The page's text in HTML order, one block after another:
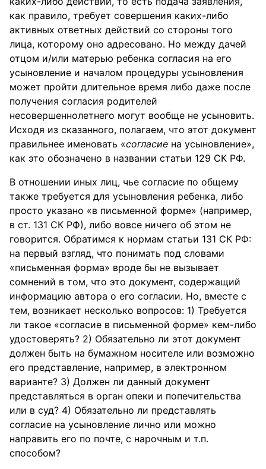
как правило, требует совершения каких-либо
активных ответных действий со стороны того
лица, которому оно адресовано. Но между дачей
отцом и/или матерью ребенка согласия на его
усыновление и началом процедуры усыновления
может пройти длительное время либо даже после
получения согласия родителей
несовершеннолетнего могут вообще не усыновить.
Исходя из сказанного, полагаем, что этот документ
правильнее именовать «согласие на усыновление»,
как это обозначено в названии статьи 129 СК РФ.
В отношении иных лиц, чье согласие по общему
также требуется для усыновления ребенка, либо
просто указано «в письменной форме» (например,
в ст. 131 СК РФ), либо вовсе ничего об этом не
говорится. Обратимся к нормам статьи 131 СК РФ:
на первый взгляд, что понимать под словами
«письменная форма» вроде бы не вызывает
сомнений в том, что это документ, содержащий
информацию автора о его согласии. Но, вместе с
тем, возникает несколько вопросов: 1) Требуется
ли такое «согласие в письменной форме» кем-либо
удостоверять? 2) Обязательно ли этот документ
должен быть на бумажном носителе или возможно
его представление, например, в электронном
варианте? 3) Должен ли данный документ
представляться в орган опеки и попечительства
или в суд? 4) Обязательно ли представлять
согласие на усыновление лично или можно
направить его по почте, с нарочным и т.п.
способом?